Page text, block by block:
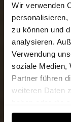
Wir verwenden
personalisieren,
zu können und
analysieren.
Verwendung
soziale Medien,
Partner führen
weiteren Daten
gesammelt